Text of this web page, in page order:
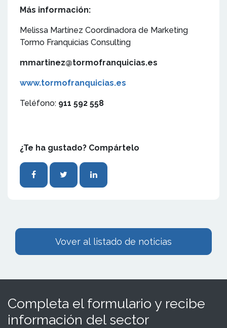
Más información:
Melissa Martínez Coordinadora de Marketing
Tormo Franquicias Consulting
mmartinez@tormofranquicias.es
www.tormofranquicias.es
Teléfono: 911 592 558
¿Te ha gustado? Compártelo
Vover al listado de noticias
Completa el formulario y recibe
información del sector